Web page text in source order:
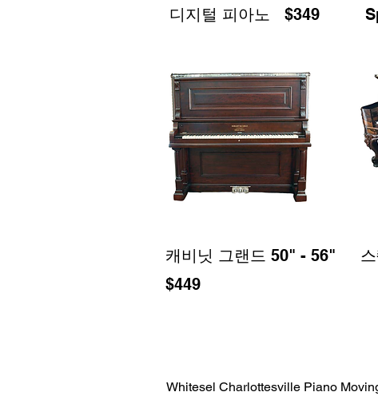
디지털 피아노 $349
캐비닛 그랜드 50" - 56"
$449
Whitesel Charlottesville Piano